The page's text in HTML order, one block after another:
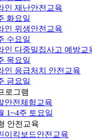
인 재난안전교육
화요일
인 위생안전교육
수요일
인 다중밀집사고 예방교
목요일
인 응급처치 안전교육
금요일
로그램
안전체험교육
1~4주 토요일
안전교육
이킥보드안전교육